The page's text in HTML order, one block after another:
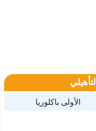
الأولى باكلوريا